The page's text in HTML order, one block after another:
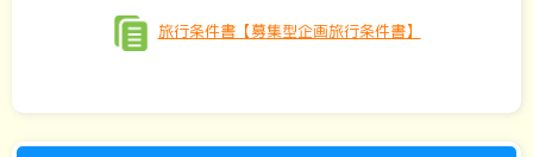
旅行条件書【募集型企画旅行条件書】